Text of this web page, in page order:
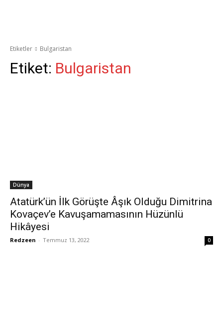
Etiketler Bulgaristan
Etiket: Bulgaristan
Dünya
Atatürk’ün İlk Görüşte Âşık Olduğu Dimitrina
Kovaçev’e Kavuşamamasının Hüzünlü
Hikâyesi
Redzeen - Temmuz 13, 2022 0